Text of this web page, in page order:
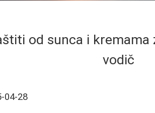
od sunca i kremama
vodič
04-28